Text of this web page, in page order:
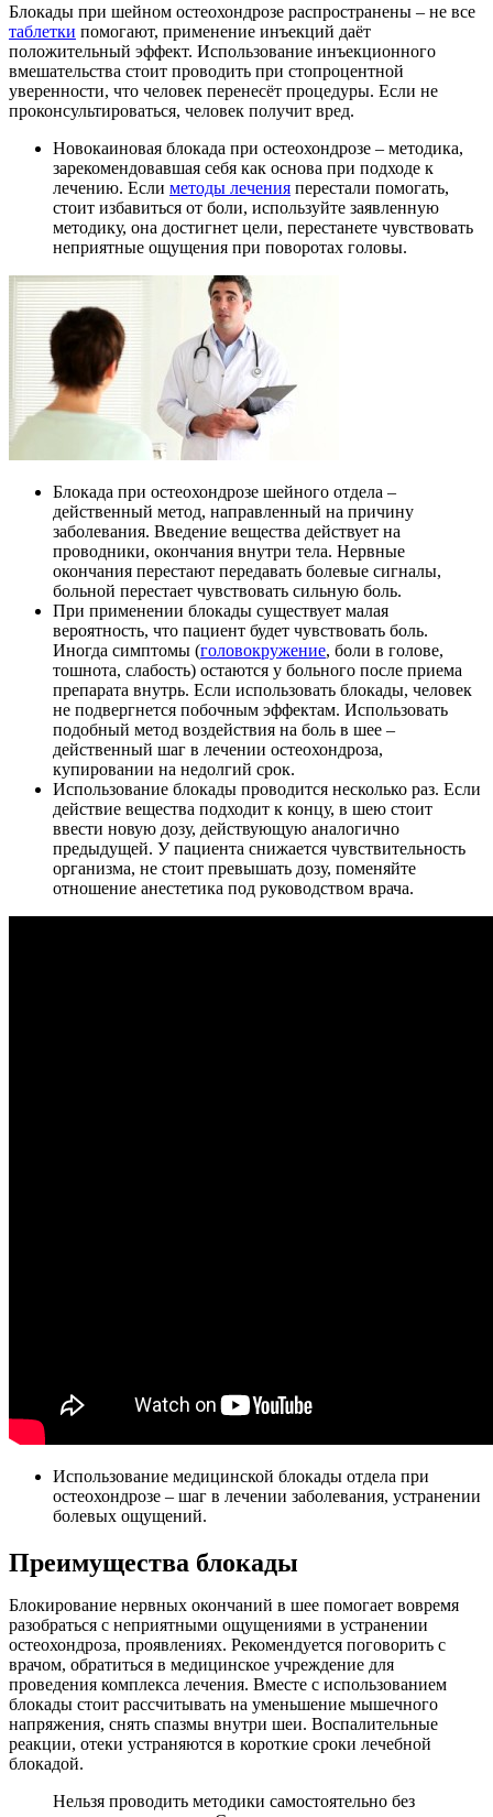
Блокады при шейном остеохондрозе распространены – не все
таблетки помогают, применение инъекций даёт
положительный эффект. Использование инъекционного
вмешательства стоит проводить при стопроцентной
уверенности, что человек перенесёт процедуры. Если не
проконсультироваться, человек получит вред.
Новокаиновая блокада при остеохондрозе – методика,
зарекомендовавшая себя как основа при подходе к
лечению. Если методы лечения перестали помогать,
стоит избавиться от боли, используйте заявленную
методику, она достигнет цели, перестанете чувствовать
неприятные ощущения при поворотах головы.
Блокада при остеохондрозе шейного отдела –
действенный метод, направленный на причину
заболевания. Введение вещества действует на
проводники, окончания внутри тела. Нервные
окончания перестают передавать болевые сигналы,
больной перестает чувствовать сильную боль.
При применении блокады существует малая
вероятность, что пациент будет чувствовать боль.
Иногда симптомы (головокружение, боли в голове,
тошнота, слабость) остаются у больного после приема
препарата внутрь. Если использовать блокады, человек
не подвергнется побочным эффектам. Использовать
подобный метод воздействия на боль в шее –
действенный шаг в лечении остеохондроза,
купировании на недолгий срок.
Использование блокады проводится несколько раз. Если
действие вещества подходит к концу, в шею стоит
ввести новую дозу, действующую аналогично
предыдущей. У пациента снижается чувствительность
организма, не стоит превышать дозу, поменяйте
отношение анестетика под руководством врача.
Использование медицинской блокады отдела при
остеохондрозе – шаг в лечении заболевания, устранении
болевых ощущений.
Преимущества блокады
Блокирование нервных окончаний в шее помогает вовремя
разобраться с неприятными ощущениями в устранении
остеохондроза, проявлениях. Рекомендуется поговорить с
врачом, обратиться в медицинское учреждение для
проведения комплекса лечения. Вместе с использованием
блокады стоит рассчитывать на уменьшение мышечного
напряжения, снять спазмы внутри шеи. Воспалительные
реакции, отеки устраняются в короткие сроки лечебной
блокадой.
Нельзя проводить методики самостоятельно без